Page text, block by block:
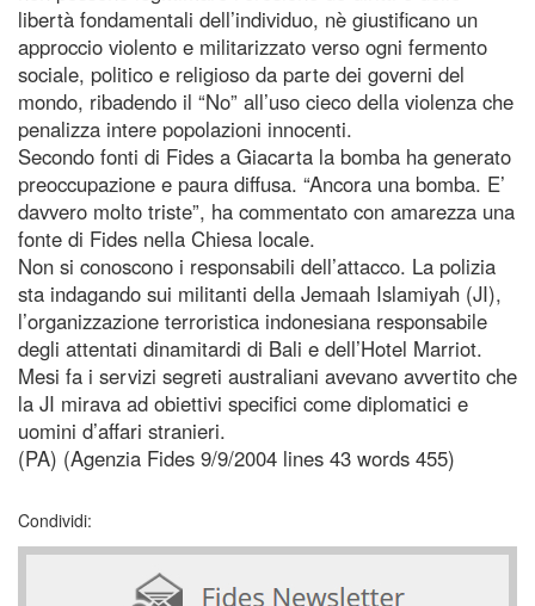
libertà fondamentali dell’individuo, nè giustificano un
approccio violento e militarizzato verso ogni fermento
sociale, politico e religioso da parte dei governi del
mondo, ribadendo il “No” all’uso cieco della violenza che
penalizza intere popolazioni innocenti.
Secondo fonti di Fides a Giacarta la bomba ha generato
preoccupazione e paura diffusa. “Ancora una bomba. E’
davvero molto triste”, ha commentato con amarezza una
fonte di Fides nella Chiesa locale.
Non si conoscono i responsabili dell’attacco. La polizia
sta indagando sui militanti della Jemaah Islamiyah (JI),
l’organizzazione terroristica indonesiana responsabile
degli attentati dinamitardi di Bali e dell’Hotel Marriot.
Mesi fa i servizi segreti australiani avevano avvertito che
la JI mirava ad obiettivi specifici come diplomatici e
uomini d’affari stranieri.
(PA) (Agenzia Fides 9/9/2004 lines 43 words 455)
Condividi: